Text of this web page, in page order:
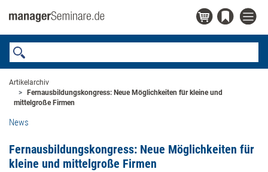
Artikelarchiv
Fernausbildungskongress: Neue Möglichkeiten für kleine und
mittelgroße Firmen
News
Fernausbildungskongress: Neue Möglichkeiten für
kleine und mittelgroße Firmen